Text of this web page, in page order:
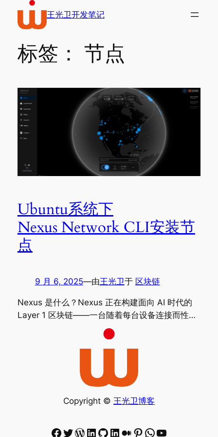
王光卫开发笔记
标签： 节点
Ubuntu系统下
Nexus Network CLI安装节
点
9 月 6, 2025—由王光卫于 区块链
Nexus 是什么？Nexus 正在构建面向 AI 时代的
Layer 1 区块链——一台随着每台设备连接而性…
Copyright © 王光卫博客
Facebook
Twitter
WordPress
LinkedIn
GitHub
LinkedIn
Medium
Pinterest
WhatsApp
YouTube